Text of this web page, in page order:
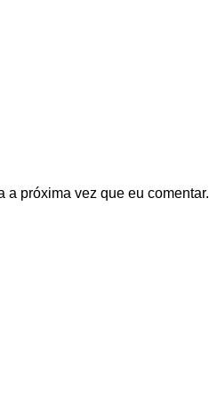
a próxima vez que eu comentar.